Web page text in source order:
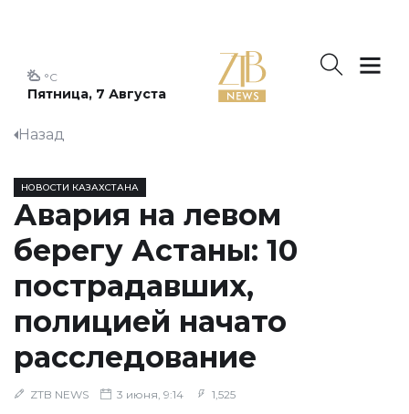
Пятница, 7 Августа
°C
Назад
НОВОСТИ КАЗАХСТАНА
Авария на левом
берегу Астаны: 10
пострадавших,
полицией начато
расследование
ZTB NEWS 3 июня, 9:14 1,525